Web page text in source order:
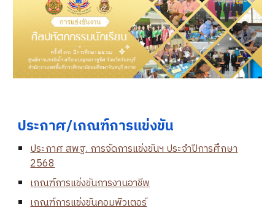
ประกาศ/เกณฑ์การแข่งขัน
ประกาศ สพฐ. การจัดการแข่งขันฯ ประจำปีการศึกษา
2568
เกณฑ์การแข่งขันการงานอาชีพ
เกณฑ์การแข่งขันคอมพิวเตอร์